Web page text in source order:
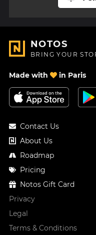
NOTOS
BRING YOUR
Made with in Paris
Contact Us
About Us
Roadmap
Pricing
Notos Gift Card
Privacy
Legal
Terms & Conditions